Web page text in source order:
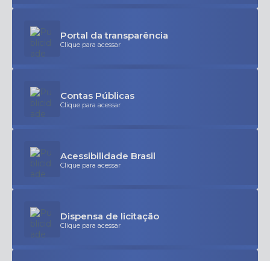
Portal da transparência
Clique para acessar
Contas Públicas
Clique para acessar
Acessibilidade Brasil
Clique para acessar
Dispensa de licitação
Clique para acessar